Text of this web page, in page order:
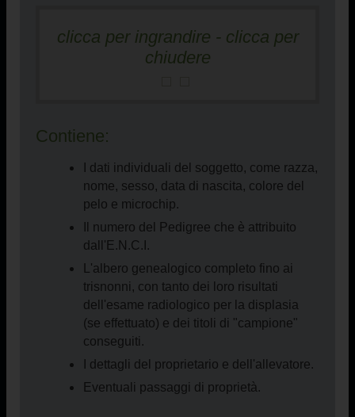
clicca per ingrandire - clicca per
chiudere
Contiene:
I dati individuali del soggetto, come razza,
nome, sesso, data di nascita, colore del
pelo e microchip.
Il numero del Pedigree che è attribuito
dall'E.N.C.I.
L'albero genealogico completo fino ai
trisnonni, con tanto dei loro risultati
dell'esame radiologico per la displasia
(se effettuato) e dei titoli di "campione"
conseguiti.
I dettagli del proprietario e dell'allevatore.
Eventuali passaggi di proprietà.